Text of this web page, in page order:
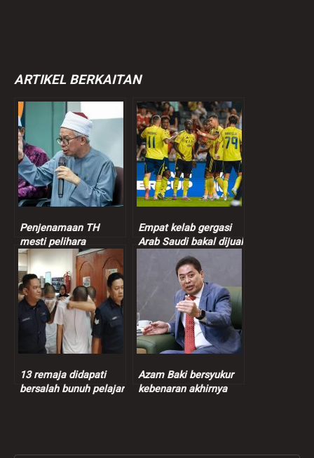
ARTIKEL BERKAITAN
Penjenamaan TH
mesti pelihara
sensitiviti, suara hati
pendeposit – Dr.Zulkifli
Empat kelab gergasi
Arab Saudi bakal dijual
termasuk kelab
13 remaja didapati
bersalah bunuh pelajar
Azam Baki bersyukur
kebenaran akhirnya